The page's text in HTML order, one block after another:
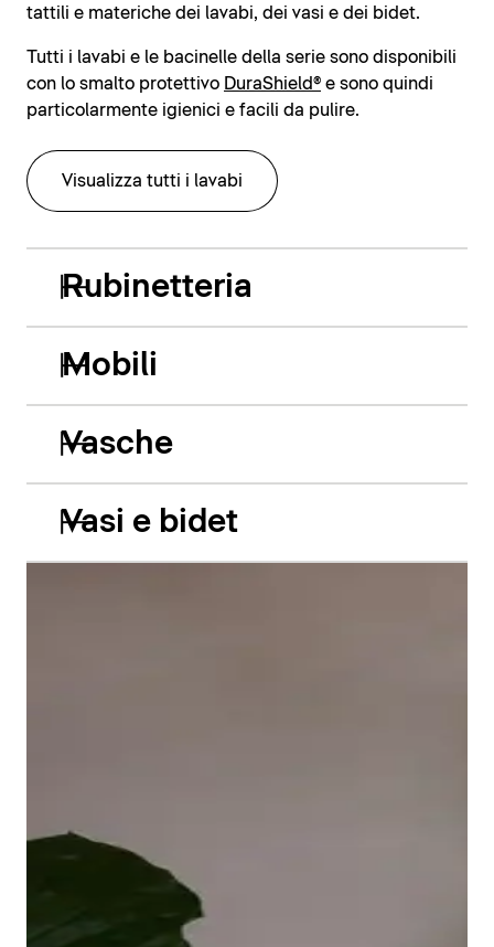
tattili e materiche dei lavabi, dei vasi e dei bidet.
Tutti i lavabi e le bacinelle della serie sono disponibili
con lo smalto protettivo DuraShield® e sono quindi
particolarmente igienici e facili da pulire.
Visualizza tutti i lavabi
Rubinetteria
Mobili
Vasche
Le vasche da incasso in acrilico Balcoon riprendono
abilmente il gioco di due livelli e presentano due
caratteristiche estetiche di grande impatto: il bordo
Vasi e bidet